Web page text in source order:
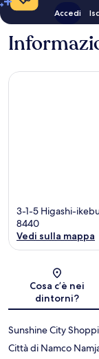
Accedi
3-1-5 Higashi-
8440
Vedi sulla mappa
Cosa c’è nei
dintorni?
Sunshine City
Città di Namco